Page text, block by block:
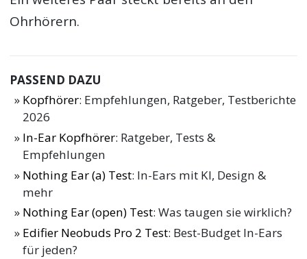
Ohrhörern.
PASSEND DAZU
Kopfhörer: Empfehlungen, Ratgeber, Testberichte
2026
In-Ear Kopfhörer: Ratgeber, Tests &
Empfehlungen
Nothing Ear (a) Test: In-Ears mit KI, Design &
mehr
Nothing Ear (open) Test: Was taugen sie wirklich?
Edifier Neobuds Pro 2 Test: Best-Budget In-Ears
für jeden?